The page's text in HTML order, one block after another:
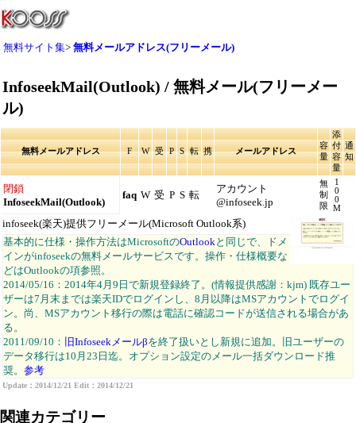
無料サイト集> 無料メールアドレス(フリーメール)
InfoseekMail(Outlook) / 無料メール(フリーメー
ル)
無料メールアドレス F W 受 P S 転 携 メールアドレス
容
量
添
付
容
量
通
知
閉鎖
InfoseekMail(Outlook)
faq W 受 P S 転
アカウント
@infoseek.jp
無
制
限
1
0
0
M
infoseek(楽天)提供フリーメール(Microsoft Outlook系)
基本的に仕様・操作方法はMicrosoftのOutlookと同じで、ドメ
インがinfoseekの無料メールサービスです。操作・仕様概要な
どはOutlookの項参照。
2014/05/16：2014年4月9日で新規登録終了。(情報提供感謝：kjm) 既存ユー
ザーは7月末までは楽天IDでログインし、8月以降はMSアカウントでログイ
ン。尚、MSアカウント移行の際は電話に確認コードが送信される場合があ
る。
2011/09/10：
旧Infoseekメールβを終了扱いとし新規に追加。旧ユーザーの
データ移行は10月23日迄。オプション設定のメール一括ダウンロード推
奨。 参考
Update：2014/12/21 Edit：2014/12/21
関連カテゴリー